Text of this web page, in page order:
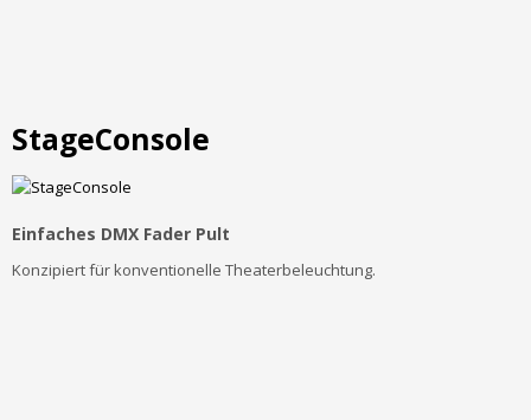
StageConsole
Einfaches DMX Fader Pult
Konzipiertfür konventionelle Theaterbeleuchtung.